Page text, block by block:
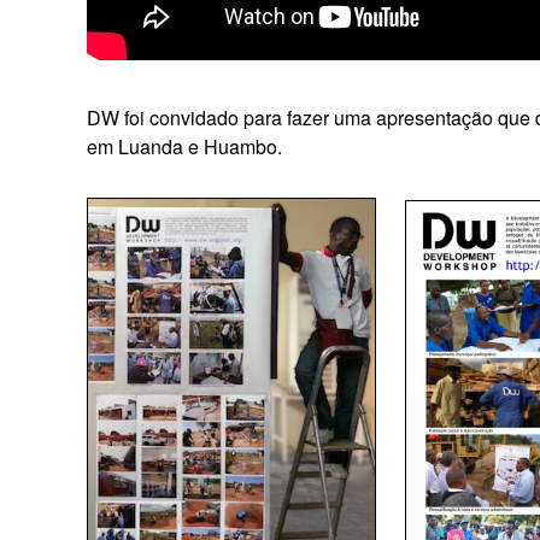
DW foi convidado para fazer uma apresentação
em Luanda e Huambo.